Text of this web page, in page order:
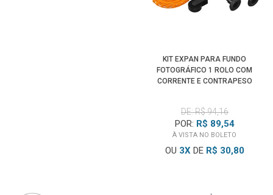
KIT EXPAN PARA FUNDO
FOTOGRÁFICO 1 ROLO COM
CORRENTE E CONTRAPESO
DE: R$ 94,16
POR: R$ 89,54
À VISTA NO BOLETO
OU 3XDE R$ 30,80